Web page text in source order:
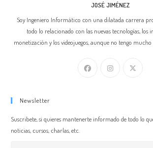
JOSÉ JIMÉNEZ
Soy Ingeniero Informático con una dilatada carrera
todo lo relacionado con las nuevas tecnologías, los
monetización y los videojuegos, aunque no tengo
Newsletter
Suscribete, si quieres mantenerte informado de todo lo
noticias, cursos, charlas, etc.